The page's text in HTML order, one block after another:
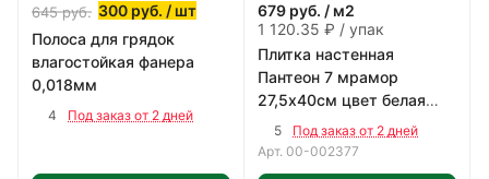
645руб. 300 руб. / шт
Полоса для грядок
влагостойкая фанера
0,018мм
4 Под заказ от 2 дней
679 руб. / м2
1 120.35 ₽ / упак
Плитка настенная
Пантеон 7 мрамор
27,5х40см цвет белая
1,65 м2/уп
5
Под заказ от 2 дней
Арт. 00-002377